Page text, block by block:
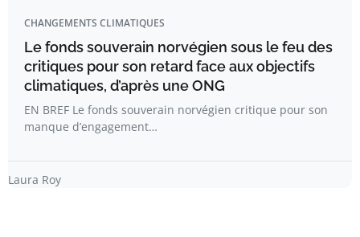
CHANGEMENTS CLIMATIQUES
Le fonds souverain norvégien sous le feu des
critiques pour son retard face aux objectifs
climatiques, d’après une ONG
EN BREF Le fonds souverain norvégien critique pour son
manque d’engagement…
Laura Roy